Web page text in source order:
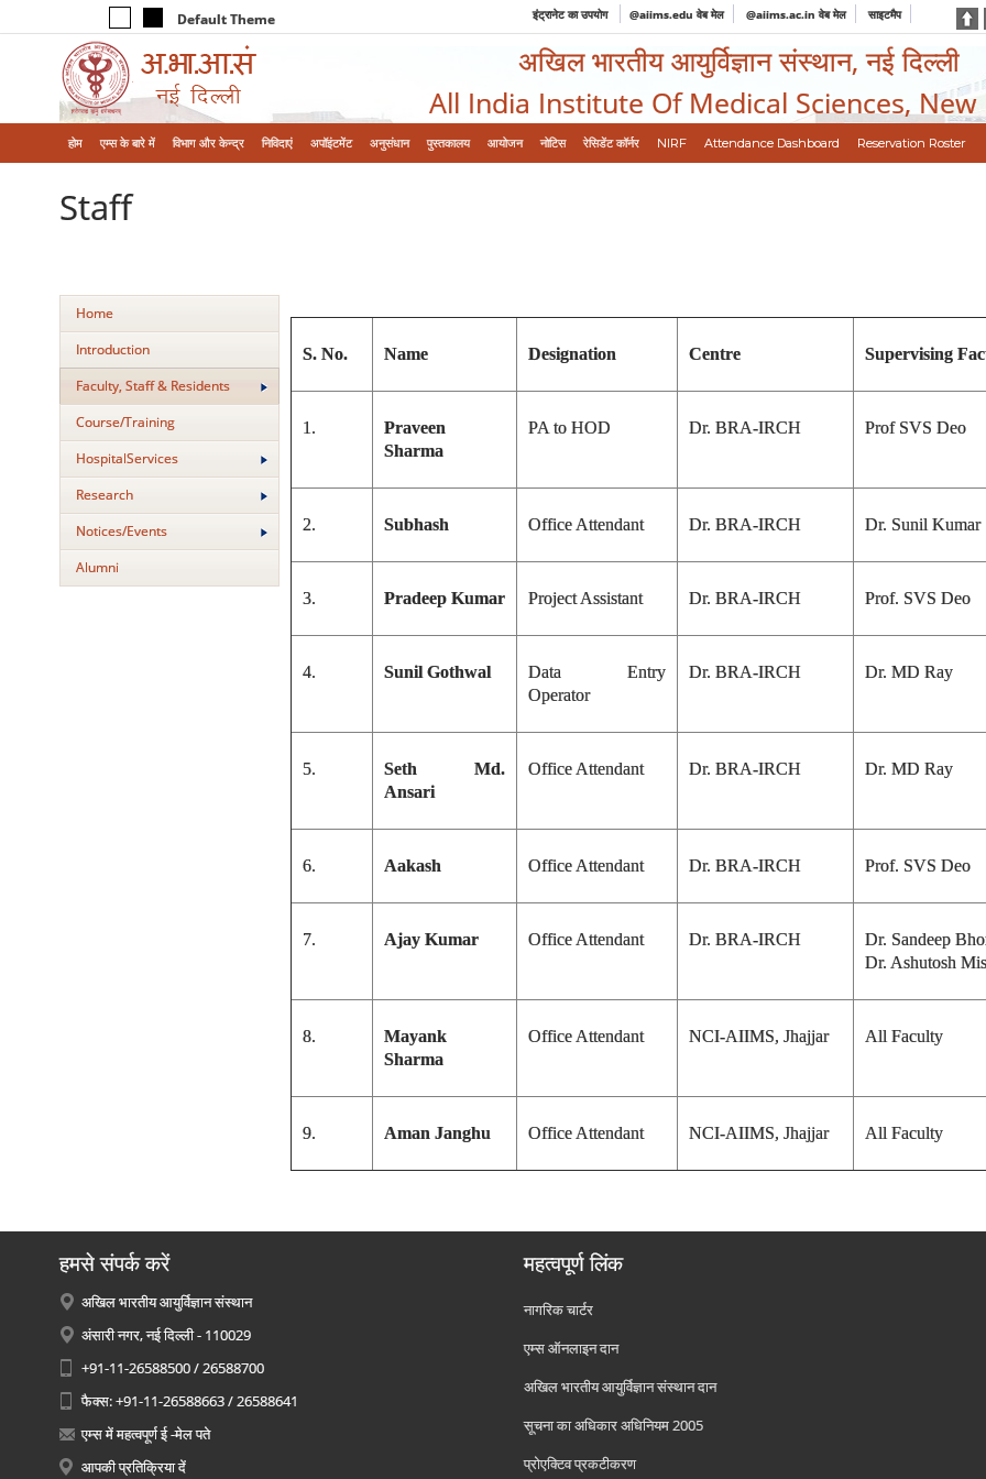
Default Theme इंट्रानेट का उपयोग @aiims.edu वेब मेल @aiims.ac.in वेब मेल साइटमैप
अखिल भारतीय आयुर्विज्ञान संस्थान, नई दिल्ली
All India Institute Of Medical Sciences, New
होम एम्‍स के बारे में विभाग और केन्‍द्र निविदाएं अपॉइंटमेंट अनुसंधान पुस्तकालय आयोजन नोटिस रेसिडेंट कॉर्नर NIRF Attendance Dashboard Reservation Roster
Staff
Home
Introduction
Faculty, Staff & Residents
Course/Training
HospitalServices
Research
Notices/Events
Alumni
S. No. Name Designation Centre Supervising
1.
Praveen
Sharma
PA to HOD Dr. BRA-IRCH Prof SVS Deo
2. Subhash Office Attendant Dr. BRA-IRCH Dr. Sunil Kumar
3. Pradeep Kumar Project Assistant Dr. BRA-IRCH Prof. SVS Deo
4. Sunil Gothwal
Data Entry
Operator
Dr. BRA-IRCH Dr. MD Ray
5.
Seth Md.
Ansari
Office Attendant Dr. BRA-IRCH Dr. MD Ray
6. Aakash Office Attendant Dr. BRA-IRCH Prof. SVS Deo
7. Ajay Kumar Office Attendant Dr. BRA-IRCH
Dr. Sandeep
Dr. Ashutosh
8.
Mayank
Sharma
Office Attendant NCI-AIIMS, Jhajjar All Faculty
9. Aman Janghu Office Attendant NCI-AIIMS, Jhajjar All Faculty
हमसे संपर्क करें
अखिल भारतीय आयुर्विज्ञान संस्थान
अंसारी नगर, नई दिल्ली - 110029
+91-11-26588500 / 26588700
फैक्स: +91-11-26588663 / 26588641
एम्स में महत्वपूर्ण ई -मेल पते
आपकी प्रतिक्रिया दें
महत्वपूर्ण लिंक
नागरिक चार्टर
एम्स ऑनलाइन दान
अखिल भारतीय आयुर्विज्ञान संस्थान दान
सूचना का अधिकार अधिनियम 2005
प्रोएक्टिव प्रकटीकरण